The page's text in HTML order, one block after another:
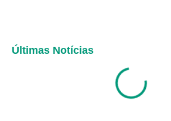
Últimas Notícias